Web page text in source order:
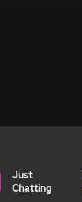
Just
Chatting